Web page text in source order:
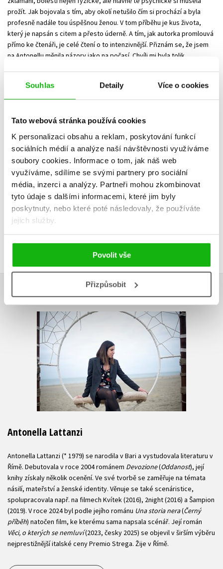
Souhlas Detaily Více o cookies
Tato webová stránka používá cookies
K personalizaci obsahu a reklam, poskytování funkcí
sociálních médií a analýze naší návštěvnosti využíváme
soubory cookies. Informace o tom, jak náš web
využíváme, sdílíme se svými partnery pro sociální
média, inzerci a analýzy. Partneři mohou zkombinovat
tyto údaje s dalšími informacemi, které jim byly
poskytnuty, nebo které poté následovaly, že používáte
jejich služby.
Povolit vše
Přizpůsobit
prožít. Jak bojovala s tím, aby okolí netušilo čím si prochází a byla
profesně nadále tou úspěšnou ženou. V tom příběhu je kus života,
který je napsán s citem a přesto úderně. A tím, jak autorka promlouvá
přímo ke čtenáři, je celé čtení o to intenzivnější. Přiznám se, že jsem
na Antonellu měnila názory jako na počasí. Chvíli mi byla tolik
Autorka totiž byla ve svých myšlenkách velice upřímná a některé
myšlenky byly tedy i na mě moc. Ve výsledku je to pro mě ale silná
se nemluví knihou, kterou by si měli přečíst i partneři žen, které
podstupují umělé oplodnění. Aby alespoň maličko poznali, jaký koktejl
emocí prožívají.
Další 1 hodnocení
Vaše hodnocení
Uživatelskou recenzi mohou vkládat pouze registrovaní uživatelé
Přihlásit
AUTOR KNIHY
Antonella Lattanzi
Antonella Lattanzi (* 1979) se narodila v Bari a vystudovala literaturu v
Římě. Debutovala v roce 2004 románem Devozione(Oddanost), její
knihy získaly několik ocenění. Ve své tvorbě se zaměřuje na témata
násilí, mateřství a ženské identity. Věnuje se také scenáristice,
spolupracovala např. na filmech Kvítek (2016), 2night (2016) a Šampion
(2019). V roce 2024 byl podle jejího románu Una storia nera(Černý
příběh) natočen film, ke kterému sama napsala scénář. Její román
Věci, o kterých se nemluví(2023, česky 2025) se objevil v širším výběru
nejprestižnější italské ceny Premio Strega. Žije v Římě.